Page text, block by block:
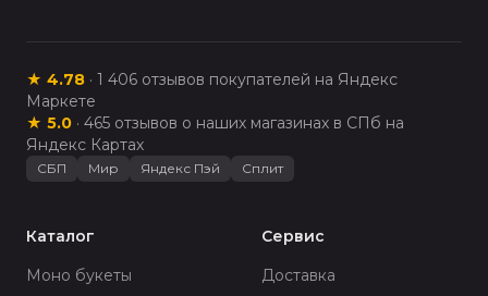
★ 4.78 · 1 406 отзывов покупателей на Яндекс
Маркете
★ 5.0 · 465 отзывов о наших магазинах в СПб на
Яндекс Картах
СБП Мир Яндекс Пэй Сплит
Каталог
Моно букеты
Сервис
Доставка